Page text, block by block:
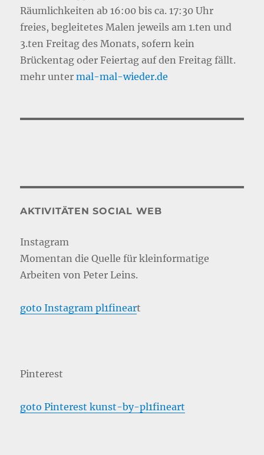
Räumlichkeiten ab 16:00 bis ca. 17:30 Uhr
freies, begleitetes Malen jeweils am 1.ten und
3.ten Freitag des Monats, sofern kein
Brückentag oder Feiertag auf den Freitag fällt.
mehr untermal-mal-wieder.de
AKTIVITÄTEN SOCIAL WEB
Instagram
Momentan die Quelle für kleinformatige
Arbeiten von Peter Leins.
goto Instagram pl1fineart
Pinterest
goto Pinterest kunst-by-pl1fineart